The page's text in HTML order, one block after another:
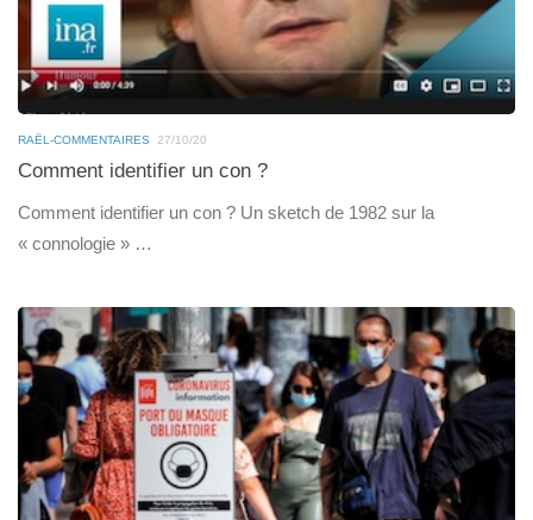
RAËL-COMMENTAIRES 27/10/20
Comment identifier un con ?
Comment identifier un con ? Un sketch de 1982 sur la
« connologie » …